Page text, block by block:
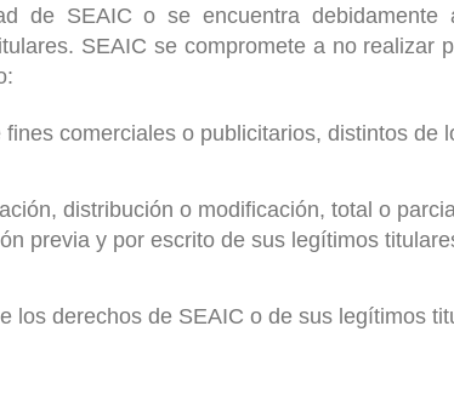
de SEAIC o se encuentra debidamente
SEAIC se compromete a no realizar
comerciales o publicitarios, distintos de
distribución o modificación, total o
previa y por escrito de sus legítimos
los derechos de SEAIC o de sus legítimos